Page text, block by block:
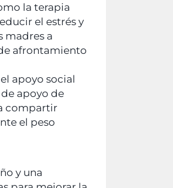
la terapia
el estrés y
madres a
afrontamiento
apoyo social
apoyo de
compartir
el peso
y una